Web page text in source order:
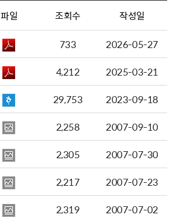
파일 조회수 작성일
733
2026-05-27
4,212
2025-03-21
29,753
2023-09-18
2,258
2007-09-10
2,305
2007-07-30
2,217
2007-07-23
2,319
2007-07-02